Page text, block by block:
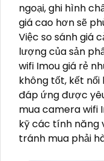
ngoại, ghi hình
giá cao hơn sẽ
Việc so sánh giá
lượng của sản
wifi Imou giá rẻ
không tốt, kết nối
đáp ứng được
mua camera wifi
kỹ các tính năng
tránh mua phải